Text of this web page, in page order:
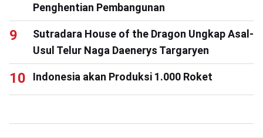
Penghentian Pembangunan
Sutradara House of the Dragon Ungkap Asal-
Usul Telur Naga Daenerys Targaryen
Indonesia akan Produksi 1.000 Roket